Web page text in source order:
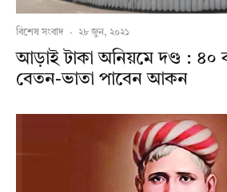
বিশেষ সংবাদ · ২৮ জুন, ২০২১
আড়াই টাকা অনিয়মে দণ্ড : ৪০
বেতন-ভাতা পাবেন আকন